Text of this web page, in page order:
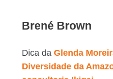
Brené Brown
Dica da Glenda
Diversidade da